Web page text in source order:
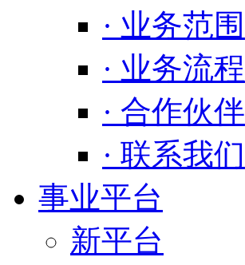
· 业务范围
· 业务流程
· 合作伙伴
· 联系我们
事业平台
新平台